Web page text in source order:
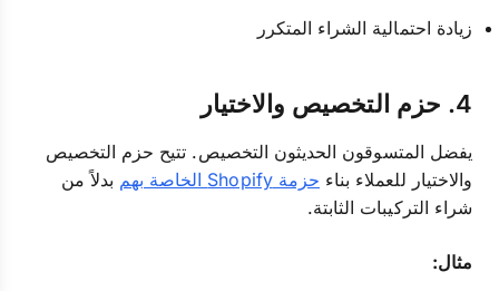
زيادة احتمالية الشراء المتكرر
4. حزم التخصيص والاختيار
يفضل المتسوقون الحديثون التخصيص. تتيح حزم التخصيص
والاختيار للعملاء بناء حزمة Shopify الخاصة بهم
بدلاً من
شراء التركيبات الثابتة.
مثال: